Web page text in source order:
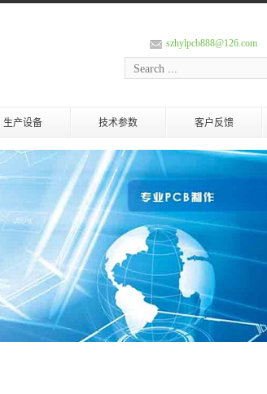
szhylpcb888@126.com
生产设备 技术参数 客户反馈